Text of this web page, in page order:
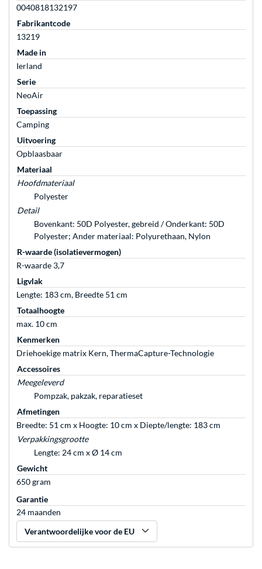
0040818132197
Fabrikantcode
13219
Made in
Ierland
Serie
NeoAir
Toepassing
Camping
Uitvoering
Opblaasbaar
Materiaal
Hoofdmateriaal
Polyester
Detail
Bovenkant: 50D Polyester, gebreid / Onderkant: 50D
Polyester; Ander materiaal: Polyurethaan, Nylon
R-waarde (isolatievermogen)
R-waarde 3,7
Ligvlak
Lengte: 183 cm, Breedte 51 cm
Totaalhoogte
max. 10 cm
Kenmerken
Driehoekige matrix Kern, ThermaCapture-Technologie
Accessoires
Meegeleverd
Pompzak, pakzak, reparatieset
Afmetingen
Breedte: 51 cm x Hoogte: 10 cm x Diepte/lengte: 183 cm
Verpakkingsgrootte
Lengte: 24 cm x Ø 14 cm
Gewicht
650 gram
Garantie
24 maanden
Verantwoordelijke voor de EU